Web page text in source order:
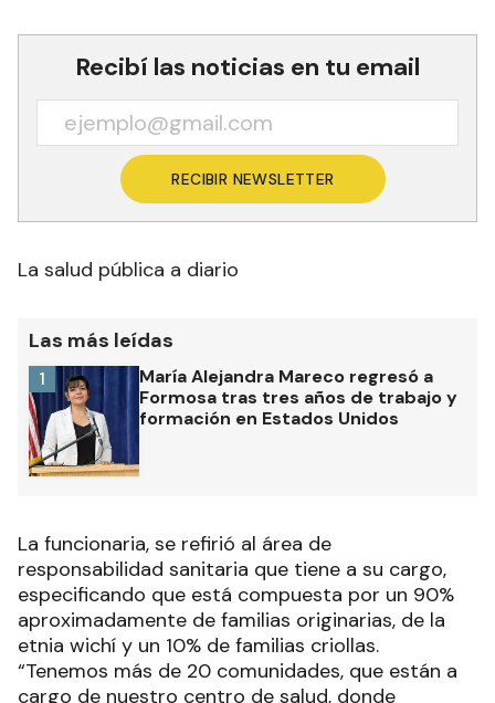
Recibí las noticias en tu email
RECIBIR NEWSLETTER
La salud pública a diario
Las más leídas
María Alejandra Mareco regresó a
Formosa tras tres años de trabajo y
formación en Estados Unidos
1
La funcionaria, se refirió al área de
responsabilidad sanitaria que tiene a su cargo,
especificando que está compuesta por un 90%
aproximadamente de familias originarias, de la
etnia wichí y un 10% de familias criollas.
“Tenemos más de 20 comunidades, que están a
cargo de nuestro centro de salud, donde